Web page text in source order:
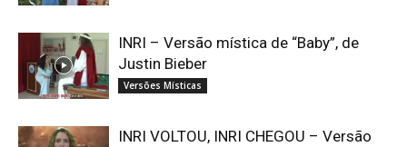
INRI – Versão mística de “Baby”, de
Justin Bieber
Versões Místicas
INRI VOLTOU, INRI CHEGOU – Versão